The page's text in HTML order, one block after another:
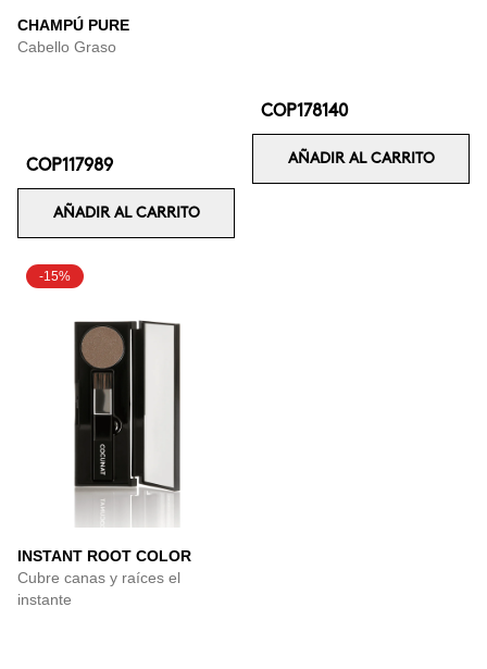
CHAMPÚ PURE
Cabello Graso
COP117989
AÑADIR AL CARRITO
COP178140
AÑADIR AL CARRITO
-15%
INSTANT ROOT COLOR
Cubre canas y raíces el
instante